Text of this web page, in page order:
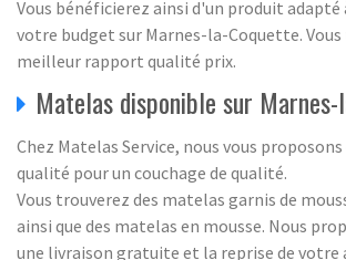
Vous bénéficierez ainsi d'un produit adapté
votre budget sur Marnes-la-Coquette.
meilleur rapport qualité prix.
Matelas disponible sur
Chez Matelas Service, nous vous
qualité pour un couchage de qualité.
Vous trouverez des matelas garnis de
ainsi que des matelas en mousse. Nous
une livraison gratuite et la reprise de votre